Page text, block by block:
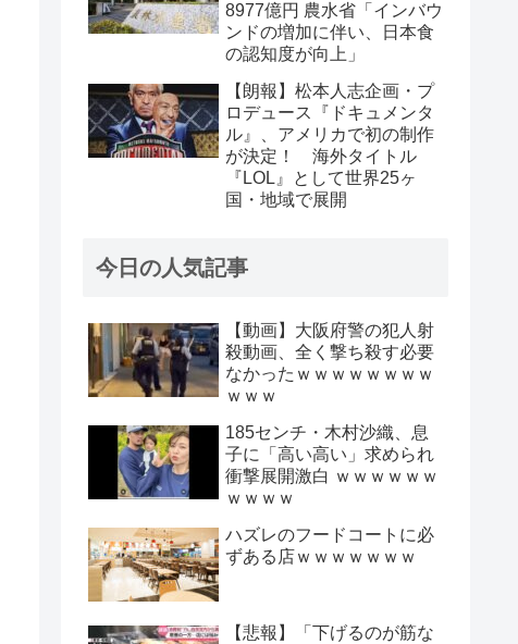
8977億円 農水省「インバウ
ンドの増加に伴い、日本食
の認知度が向上」
【朗報】松本人志企画・プ
ロデュース『ドキュメンタ
ル』、アメリカで初の制作
が決定！ 海外タイトル
『LOL』として世界25ヶ
国・地域で展開
今日の人気記事
【動画】大阪府警の犯人射
殺動画、全く撃ち殺す必要
なかったｗｗｗｗｗｗｗｗ
ｗｗｗ
185センチ・木村沙織、息
子に「高い高い」求められ
衝撃展開激白 ｗｗｗｗｗｗ
ｗｗｗｗ
ハズレのフードコートに必
ずある店ｗｗｗｗｗｗｗ
【悲報】「下げるのが筋な